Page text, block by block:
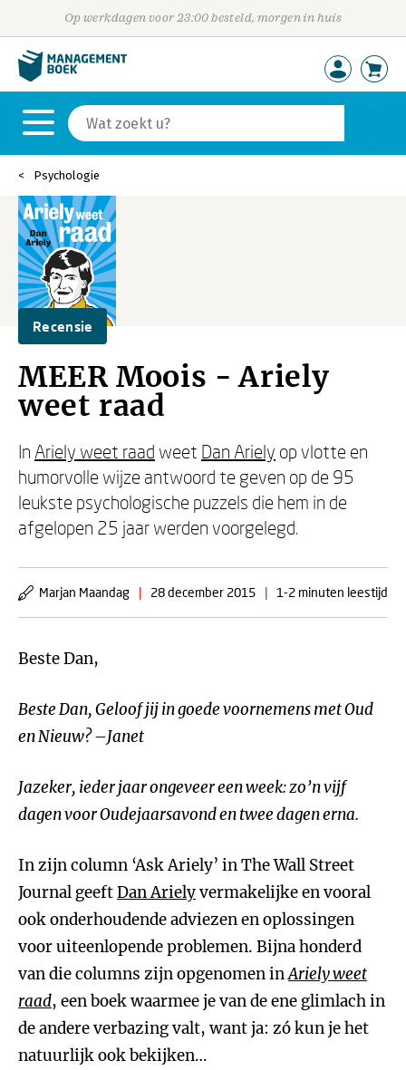
Op werkdagen voor 23:00 besteld, morgen in huis
Psychologie
Recensie
MEER Moois - Ariely
weet raad
In Ariely weet raad weet Dan Ariely op vlotte en
humorvolle wijze antwoord te geven op de 95
leukste psychologische puzzels die hem in de
afgelopen 25 jaar werden voorgelegd.
Marjan Maandag | 28 december 2015 | 1-2 minuten leestijd
Beste Dan,
Beste Dan, Geloof jij in goede voornemens met Oud
en Nieuw? –Janet
Jazeker, ieder jaar ongeveer een week: zo’n vijf
dagen voor Oudejaarsavond en twee dagen erna.
In zijn column ‘Ask Ariely’ in The Wall Street
Journal geeftDan Arielyvermakelijke en vooral
ook onderhoudende adviezen en oplossingen
voor uiteenlopende problemen. Bijna honderd
van die columns zijn opgenomen inAriely weet
raad, een boek waarmee je van de ene glimlach in
de andere verbazing valt, want ja: zó kun je het
natuurlijk ook bekijken…